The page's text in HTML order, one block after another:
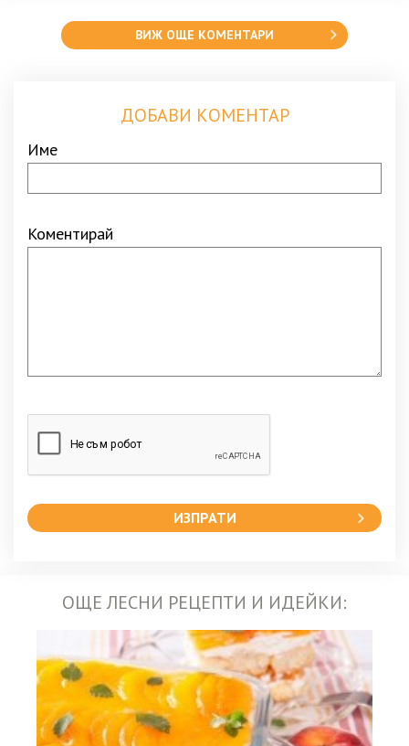
ВИЖ ОЩЕ КОМЕНТАРИ
ДОБАВИ КОМЕНТАР
Име
Коментирай
ИЗПРАТИ
ОЩЕ ЛЕСНИ РЕЦЕПТИ И ИДЕЙКИ: